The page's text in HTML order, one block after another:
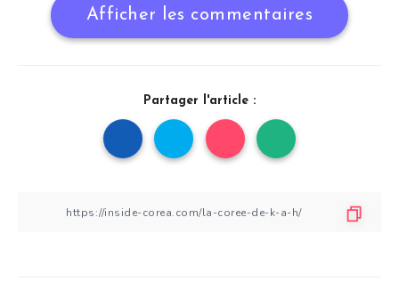
Afficher les commentaires
Partager l'article :